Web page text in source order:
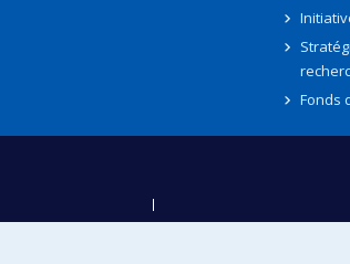
Fonds